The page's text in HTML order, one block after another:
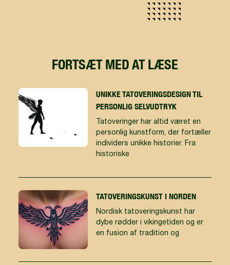
FORTSÆT MED AT LÆSE
UNIKKE TATOVERINGSDESIGN TIL
PERSONLIG SELVUDTRYK
Tatoveringer har altid været en
personlig kunstform, der fortæller
individers unikke historier. Fra
historiske
TATOVERINGSKUNST I NORDEN
Nordisk tatoveringskunst har
dybe rødder i vikingetiden og er
en fusion af tradition og